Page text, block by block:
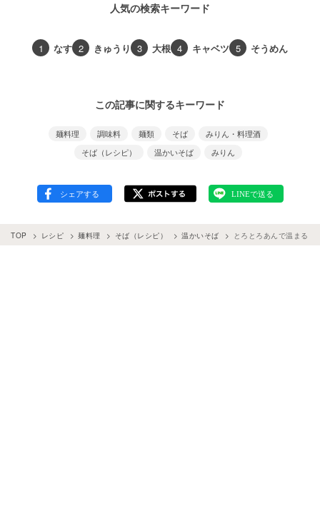
人気の検索キーワード
1 なす 2 きゅうり 3 大根 4 キャベツ 5 そうめん
この記事に関するキーワード
麺料理 調味料 麺類 そば
みりん・料理酒
そば（レシピ）
温かいそば みりん
TOP レシピ 麺料理 そば（レシピ） 温かいそば とろとろあんで温まる。